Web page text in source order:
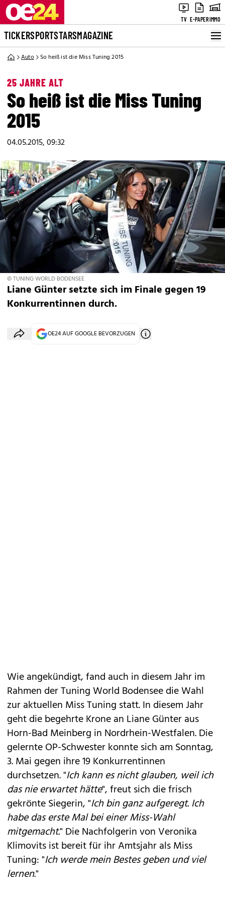
TV E-PAPERIMMO
TICKERSPORTSTARSMAGAZINE
Auto So heiß ist die Miss Tuning 2015
25 JAHRE ALT
So heiß ist die Miss Tuning
2015
04.05.2015, 09:32
© TUNING WORLD BODENSEE
Liane Günter setzte sich im Finale gegen 19
Konkurrentinnen durch.
OE24 AUF GOOGLE BEVORZUGEN
Wie angekündigt, fand auch in diesem Jahr im
Rahmen derTuning World Bodenseedie Wahl
zur aktuellen Miss Tuning statt. In diesem Jahr
geht die begehrte Krone an Liane Günter aus
Horn-Bad Meinberg in Nordrhein-Westfalen. Die
gelernte OP-Schwester konnte sich am Sonntag,
3. Mai gegen ihre 19 Konkurrentinnen
durchsetzen. "Ich kann es nicht glauben, weil ich
das nie erwartet hätte", freut sich die frisch
gekrönte Siegerin, "Ich bin ganz aufgeregt. Ich
habe das erste Mal bei einer Miss-Wahl
mitgemacht." Die Nachfolgerin vonVeronika
Klimovitsist bereit für ihr Amtsjahr als Miss
Tuning: "Ich werde mein Bestes geben und viel
lernen."